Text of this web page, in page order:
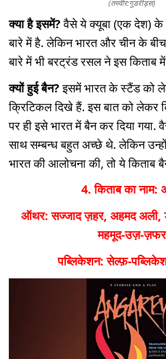
(तस्वीर:गुडरीड्स)
क्या है इसमें?वैसे ये क्यूबा (एक देश) के
बारे में है. लेकिन भारत और चीन के
बारे में भी बरट्रंड रसल ने इस किताब
क्यों हुई बैन?इसमें भारत के स्टैंड को
क्रिटिकल दिखे हैं. इस बात को लेकर
पर ही इसे भारत में बैन कर दिया
साथ सम्बन्ध बहुत अच्छे थे. लेकिन
भारत की आलोचना की, तो ये किताब
4. किताब का नाम:
ऑथर: सज्जाद ज़हर, अहमद अली,
महमूद-उज़-ज़फर
पब्लिकेशन: सेल्फ़-